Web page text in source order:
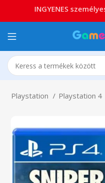
Playstation Playstation 4
INGYENES